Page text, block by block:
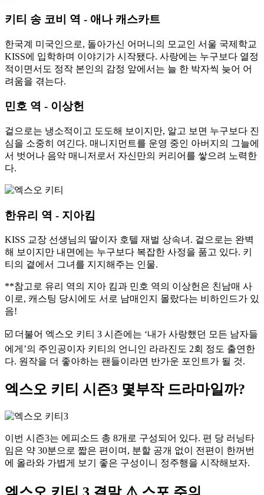
키티 송 코비 역 - 애나 캐스카트
한국계 미국인으로, 돌아가신 어머니의 모교인 서울 국제학교
KISS에 입학하며 이야기가 시작됐다. 사랑에는 누구보다 열정
적이면서도 정작 본인의 감정 앞에서는 늘 한 박자씩 늦어 어
려움을 겪는다.
민호 역 - 이상헌
겉으로는 냉소적이고 도도해 보이지만, 알고 보면 누구보다 진
심을 소중히 여긴다. 매니지먼트를 운영 중인 아버지의 그늘에
서 벗어나 음악 매니저로서 자신만의 커리어를 쌓으려 노력한
다.
한유리 역 - 지아킴
KISS 교장 선생님의 딸이자 호텔 재벌 상속녀. 겉으로는 완벽
해 보이지만 내면에는 누구보다 복잡한 사정을 품고 있다. 키
티의 곁에서 그녀를 지지해주는 인물.
**참고로 유리 역의 지아 킴과 민호 역의 이상헌은 친남매 사
이로, 캐스팅 당시에도 서로 남매인지 몰랐다는 비하인드가 있
음!
☑️ 더불어 엑스오 키티 3 시즌에는 ‘내가 사랑했던 모든 남자들
에게’의 주인공이자 키티의 언니인 라라진도 2회 정도 출연한
다. 원작을 더 좋아하는 팬들이라면 반가운 포인트가 될 것.
엑스오 키티 시즌3 몇부작 드라마일까?
이번 시즌3는 에피소드 총 8개로 구성되어 있다. 편 당 러닝타
임은 약 30분으로 짧은 편이며, 분할 공개 없이 전편이 한꺼번
에 올라와 가볍게 보기 좋은 구성이니 정주행을 시작해보자.